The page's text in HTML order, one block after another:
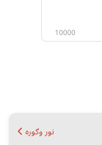
10000
نور وګوره